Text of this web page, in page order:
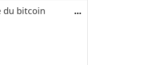
du bitcoin ...